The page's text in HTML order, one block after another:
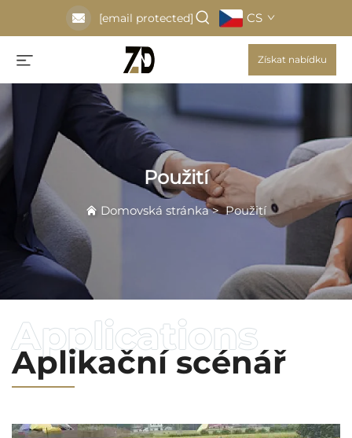
[email protected] CS
Získat nabídku
Použití
Domovská stránka>Použití
Aplikační scénář